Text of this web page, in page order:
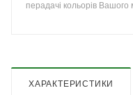
перадачі кольорів Вашого
ХАРАКТЕРИСТИКИ